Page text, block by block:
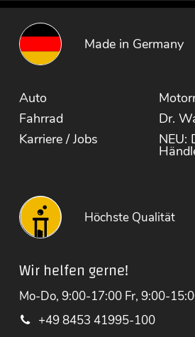
Made in Germany
Auto
Fahrrad
Dr.
Karriere / Jobs
NEU:
Höchste Qualität
Wir helfen gerne!
Mo-Do, 9:00-17:00 Fr, 9:00-
+49 8453 41995-100